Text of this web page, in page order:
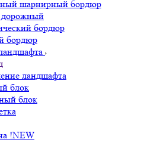
шарнирный бордюр
бордюр
бордюр
ландшафта
блок
блок
!NEW